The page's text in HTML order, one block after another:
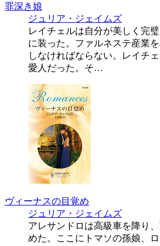
罪深き娘
ジュリア・ジェイムズ
レイチェルは自分が美しく完
に装った。ファルネステ産業
しなければならない。レイチ
愛人だった。そ…
ヴィーナスの目覚め
ジュリア・ジェイムズ
アレサンドロは高級車を降り
めた。ここにトマソの孫娘、